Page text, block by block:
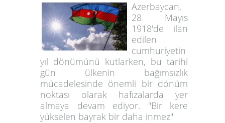
Azerbaycan,
28 Mayıs
1918'de ilan
edilen
cumhuriyetin
yıl dönümünü kutlarken, bu tarihi
gün ülkenin bağımsızlık
mücadelesinde önemli bir dönüm
noktası olarak hafızalarda yer
almaya devam ediyor. "Bir kere
yükselen bayrak bir daha inmez"